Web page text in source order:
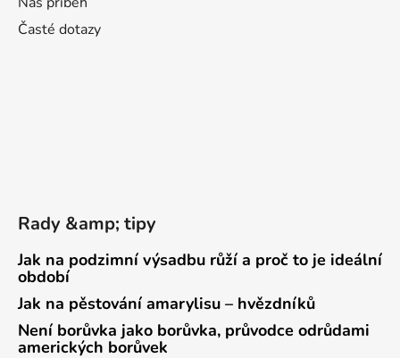
Časté dotazy
Rady &amp; tipy
Jak na podzimní výsadbu růží a proč to je ideální
období
Jak na pěstování amarylisu – hvězdníků
Není borůvka jako borůvka, průvodce odrůdami
amerických borůvek